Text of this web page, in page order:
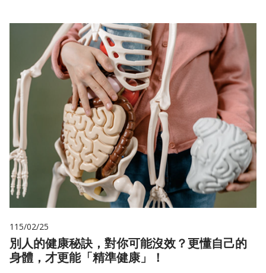
115/02/25
別人的健康秘訣，對你可能沒效？更懂自己的
身體，才更能「精準健康」！